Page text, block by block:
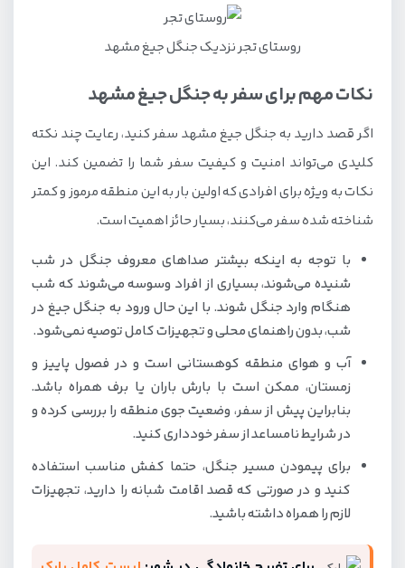
روستای تجر نزدیک جنگل جیغ مشهد
نکات مهم برای سفر به جنگل جیغ مشهد
اگر قصد دارید به جنگل جیغ مشهد سفر کنید، رعایت چند نکته
کلیدی می‌تواند امنیت و کیفیت سفر شما را تضمین کند. این
نکات به ویژه برای افرادی که اولین بار به این منطقه مرموز و کمتر
شناخته شده سفر می‌کنند، بسیار حائز اهمیت است.
با توجه به اینکه بیشتر صداهای معروف جنگل در شب
شنیده می‌شوند، بسیاری از افراد وسوسه می‌شوند که شب
هنگام وارد جنگل شوند. با این حال ورود به جنگل جیغ در
شب، بدون راهنمای محلی و تجهیزات کامل توصیه نمی‌شود.
آب و هوای منطقه کوهستانی است و در فصول پاییز و
زمستان، ممکن است با بارش باران یا برف همراه باشد.
بنابراین پیش از سفر، وضعیت جوی منطقه را بررسی کرده و
در شرایط نامساعد از سفر خودداری کنید.
برای پیمودن مسیر جنگل، حتما کفش مناسب استفاده
کنید و در صورتی که قصد اقامت شبانه را دارید، تجهیزات
لازم را همراه داشته باشید.